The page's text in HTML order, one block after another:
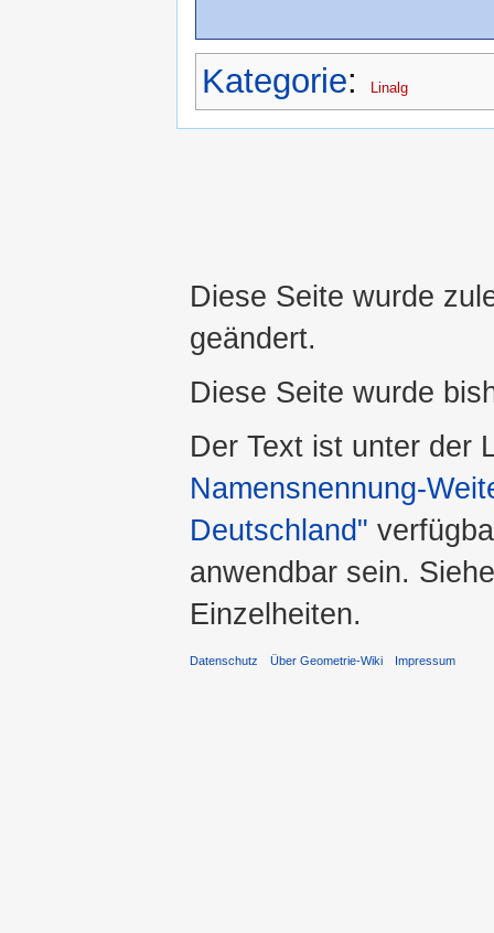
Kategorie: Linalg
Diese Seite wurde
geändert.
Diese Seite wurde
Der Text ist unter der
Namensnennung-
Deutschland"
anwendbar sein.
Einzelheiten.
Datenschutz Über Geometrie-Wiki Impressum